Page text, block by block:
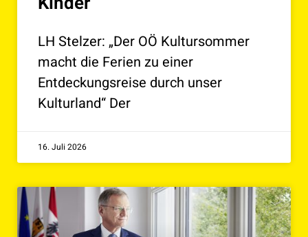
LH Stelzer: „Der OÖ Kultursommer
macht die Ferien zu einer
Entdeckungsreise durch unser
Kulturland“ Der
16. Juli 2026